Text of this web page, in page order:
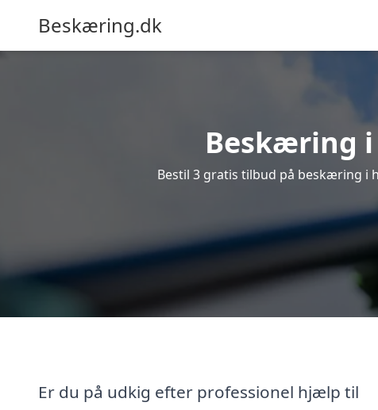
Beskæring.dk
Beskæring
Bestil 3 gratis tilbud på beskæring i
Er du på udkig efter professionel hjælp til